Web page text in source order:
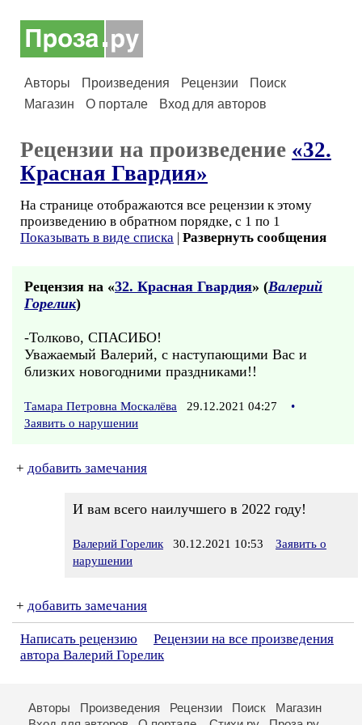
Авторы Произведения Рецензии
Поиск
Магазин
О портале Вход для авторов
Рецензии на произведение «32.
Красная Гвардия»
На странице отображаются все рецензии к этому
произведению в обратном порядке, с 1 по 1
Показывать в виде списка | Развернуть сообщения
Рецензия на «32. Красная Гвардия» (Валерий
Горелик)
-Толково, СПАСИБО!
Уважаемый Валерий, с наступающими Вас и
близких новогодними праздниками!!
Тамара Петровна Москалёва 29.12.2021 04:27
•
Заявить о нарушении
+ добавить замечания
И вам всего наилучшего в 2022 году!
Валерий Горелик 30.12.2021 10:53
Заявить о
нарушении
+ добавить замечания
Написать рецензию
Рецензии на все произведения
автора Валерий Горелик
Авторы Произведения Рецензии Поиск
Магазин